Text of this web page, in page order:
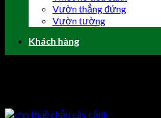
Vườn thẳng đứng
Vườn tường
Khách hàng